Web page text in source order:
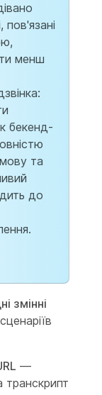
пов'язані
менш
бекенд-
та
до
змінні
—
транскрипт